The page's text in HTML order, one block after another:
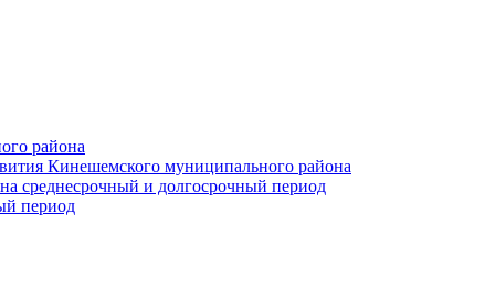
района
Кинешемского муниципального района
среднесрочный и долгосрочный период
период